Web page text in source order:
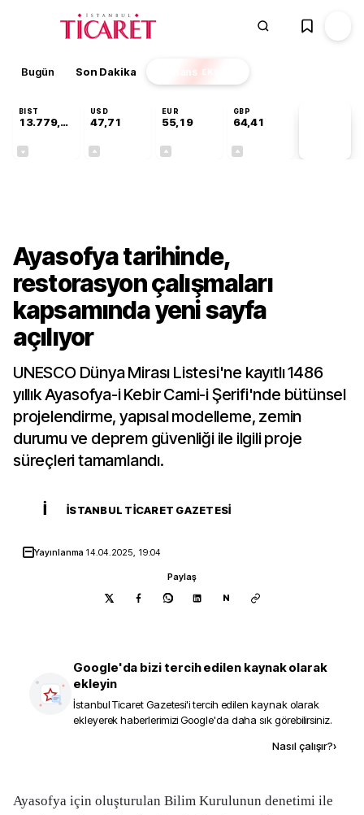
Bugün Son Dakika Finans EKSTRA
BIST
13.779,39
USD
47,71
EUR
55,19
GBP
64,41
Ayasofya tarihinde,
restorasyon çalışmaları
kapsamında yeni sayfa
açılıyor
UNESCO Dünya Mirası Listesi'ne kayıtlı 1486
yıllık Ayasofya-i Kebir Cami-i Şerifi'nde bütünsel
projelendirme, yapısal modelleme, zemin
durumu ve deprem güvenliği ile ilgili proje
süreçleri tamamlandı.
İ İSTANBUL TICARET GAZETESI
Yayınlanma 14.04.2025, 19:04
Paylaş
N
Google'da bizi tercih edilen kaynak olarak
ekleyin
İstanbul Ticaret Gazetesi'i tercih edilen kaynak olarak
ekleyerek haberlerimizi Google'da daha sık görebilirsiniz.
Nasıl çalışır?›
Ayasofya için oluşturulan Bilim Kurulunun denetimi ile